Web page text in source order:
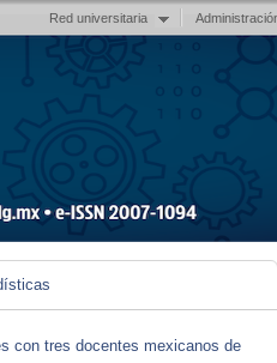
Red universitaria
con tres docentes mexicanos de